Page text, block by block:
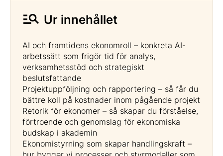
Ur innehållet
AI och framtidens ekonomroll – konkreta AI-
arbetssätt som frigör tid för analys,
verksamhetsstöd och strategiskt
beslutsfattande
Projektuppföljning och rapportering – så får du
bättre koll på kostnader inom pågående projekt
Retorik för ekonomer – så skapar du förståelse,
förtroende och genomslag för ekonomiska
budskap i akademin
Ekonomistyrning som skapar handlingskraft –